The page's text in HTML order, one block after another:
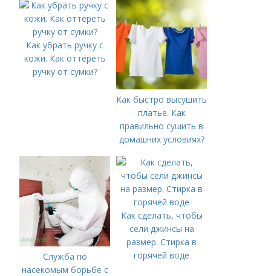
Как убрать ручку с
кожи. Как оттереть
ручку от сумки?
Как быстро высушить
платье. Как
правильно сушить в
домашних условиях?
Служба по
насекомым борьбе с
Как сделать, чтобы
сели джинсы на
размер. Стирка в
горячей воде